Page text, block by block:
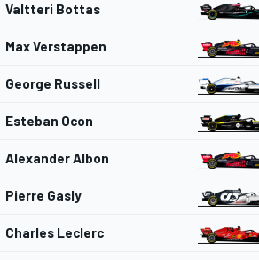
Valtteri Bottas
Max Verstappen
George Russell
Esteban Ocon
Alexander Albon
Pierre Gasly
Charles Leclerc